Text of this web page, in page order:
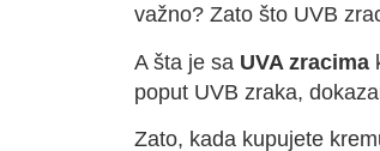
važno? Zato što UVB
A šta je sa UVA zracima
poput UVB zraka,
Zato, kada kupujete